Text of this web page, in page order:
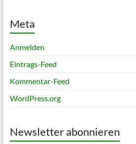
Meta
Anmelden
Eintrags-Feed
Kommentar-Feed
WordPress.org
Newsletter abonnieren